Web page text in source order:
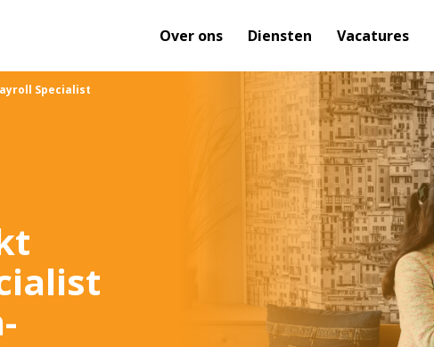
Over ons Diensten Vacatures
Specialist